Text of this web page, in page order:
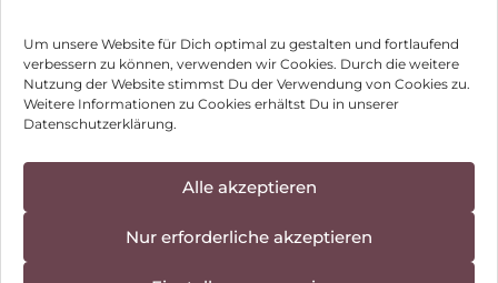
Um unsere Website für Dich optimal zu gestalten und fortlaufend
verbessern zu können, verwenden wir Cookies. Durch die weitere
Nutzung der Website stimmst Du der Verwendung von Cookies zu.
Weitere Informationen zu Cookies erhältst Du in unserer
Datenschutzerklärung.
Alle akzeptieren
Nur erforderliche akzeptieren
Impressum
Hinweis zur Batterieentsorgung